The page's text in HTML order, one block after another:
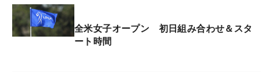
全米女子オープン 初日組み合わせ＆スタ
ート時間